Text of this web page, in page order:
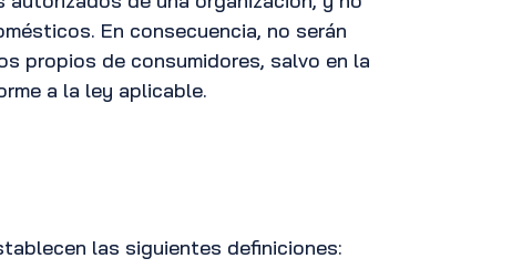
En consecuencia, no serán
propios de consumidores, salvo en la
a la ley aplicable.
las siguientes definiciones: